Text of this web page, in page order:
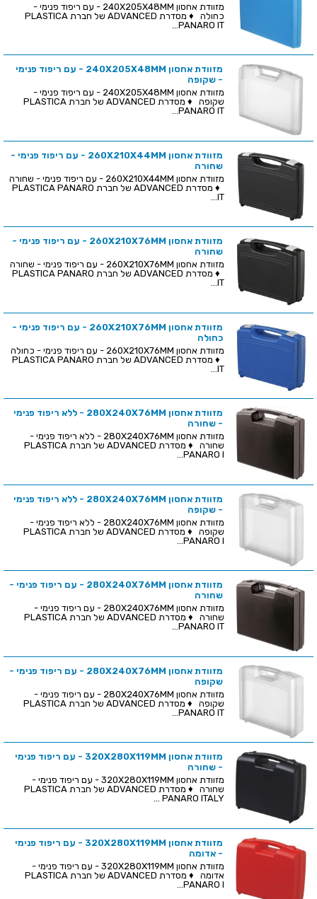
מזוודת אחסון 240X205X48MM - עם ריפוד פנימי -
כחולה ♦ מסדרת ADVANCED של חברת PLASTICA
PANARO IT...
מזוודת אחסון 240X205X48MM - עם ריפוד פנימי
- שקופה
מזוודת אחסון 240X205X48MM - עם ריפוד פנימי -
שקופה ♦ מסדרת ADVANCED של חברת PLASTICA
PANARO IT...
מזוודת אחסון 260X210X44MM - עם ריפוד פנימי -
שחורה
מזוודת אחסון 260X210X44MM - עם ריפוד פנימי - שחורה
♦ מסדרת ADVANCED של חברת PLASTICA PANARO
IT...
מזוודת אחסון 260X210X76MM - עם ריפוד פנימי -
שחורה
מזוודת אחסון 260X210X76MM - עם ריפוד פנימי - שחורה
♦ מסדרת ADVANCED של חברת PLASTICA PANARO
IT...
מזוודת אחסון 260X210X76MM - עם ריפוד פנימי -
כחולה
מזוודת אחסון 260X210X76MM - עם ריפוד פנימי - כחולה
♦ מסדרת ADVANCED של חברת PLASTICA PANARO
IT...
מזוודת אחסון 280X240X76MM - ללא ריפוד פנימי
- שחורה
מזוודת אחסון 280X240X76MM - ללא ריפוד פנימי -
שחורה ♦ מסדרת ADVANCED של חברת PLASTICA
PANARO I...
מזוודת אחסון 280X240X76MM - ללא ריפוד פנימי
- שקופה
מזוודת אחסון 280X240X76MM - ללא ריפוד פנימי -
שקופה ♦ מסדרת ADVANCED של חברת PLASTICA
PANARO I...
מזוודת אחסון 280X240X76MM - עם ריפוד פנימי -
שחורה
מזוודת אחסון 280X240X76MM - עם ריפוד פנימי -
שחורה ♦ מסדרת ADVANCED של חברת PLASTICA
PANARO IT...
מזוודת אחסון 280X240X76MM - עם ריפוד פנימי -
שקופה
מזוודת אחסון 280X240X76MM - עם ריפוד פנימי -
שקופה ♦ מסדרת ADVANCED של חברת PLASTICA
PANARO IT...
מזוודת אחסון 320X280X119MM - עם ריפוד פנימי
- שחורה
מזוודת אחסון 320X280X119MM - עם ריפוד פנימי -
שחורה ♦ מסדרת ADVANCED של חברת PLASTICA
PANARO ITALY ...
מזוודת אחסון 320X280X119MM - עם ריפוד פנימי
- אדומה
מזוודת אחסון 320X280X119MM - עם ריפוד פנימי -
אדומה ♦ מסדרת ADVANCED של חברת PLASTICA
PANARO I...